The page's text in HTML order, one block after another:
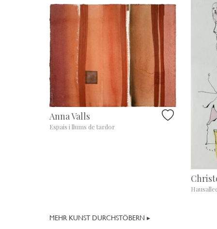
Anna Valls
Espais i llums de tardor
MEHR KUNST DURCHSTÖBERN ▸